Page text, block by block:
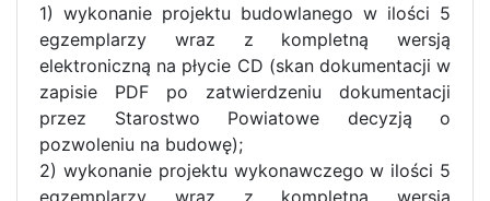
1) wykonanie projektu budowlanego w ilości 5
egzemplarzy wraz z kompletną wersją
elektroniczną na płycie CD (skan dokumentacji w
zapisie PDF po zatwierdzeniu dokumentacji
przez Starostwo Powiatowe decyzją o
pozwoleniu na budowę);
2) wykonanie projektu wykonawczego w ilości 5
egzemplarzy wraz z kompletną wersją